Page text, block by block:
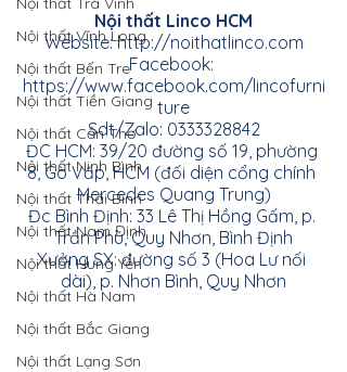
Nội thất Vĩnh Long
Nội thất Bến Tre
Nội thất Tiền Giang
Nội thất Cần Thơ
Nội thất Ninh Bình
Nội thất Thái Bình
Nội thất Nam Định
Nội thất Hưng Yên
Nội thất Hà Nam
Nội thất Bắc Giang
Nội thất Lạng Sơn
Nội thất Linco HCM
Website: http://noithatlinco.com
Facebook:
https://www.facebook.com/lincofurni
ture
Sdt/Zalo: 0333328842
ĐC HCM: 39/20 đường số 19, phường
8, Gò Vấp, HCM (đối diện cổng chính
Mercedes Quang Trung)
Đc Bình Định: 33 Lê Thị Hồng Gấm, p.
Trần Phú, Quy Nhơn, Bình Định
Xưởng SX: đường số 3 (Hoa Lư nối
dài), p. Nhơn Bình, Quy Nhơn